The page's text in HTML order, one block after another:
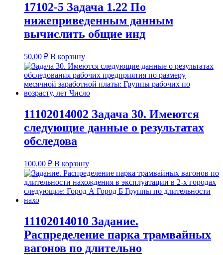
17102-5 Задача 1.22 По
нижеприведенным данным
вычислить общие инд
50,00 ₽ В корзину
11102014002 Задача 30. Имеются
следующие данные о результатах
обследова
100,00 ₽ В корзину
11102014010 Задание.
Распределение парка трамвайных
вагонов по длительно